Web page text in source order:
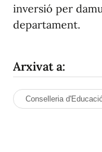
inversió per
departament.
Arxivat a:
Conselleria